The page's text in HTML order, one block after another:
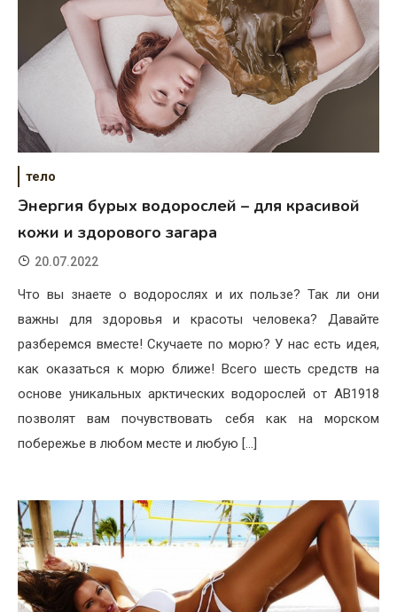
тело
Энергия бурых водорослей – для красивой
кожи и здорового загара
20.07.2022
Что вы знаете о водорослях и их пользе? Так ли они
важны для здоровья и красоты человека? Давайте
разберемся вместе! Скучаете по морю? У нас есть идея,
как оказаться к морю ближе! Всего шесть средств на
основе уникальных арктических водорослей от АВ1918
позволят вам почувствовать себя как на морском
побережье в любом месте и любую […]